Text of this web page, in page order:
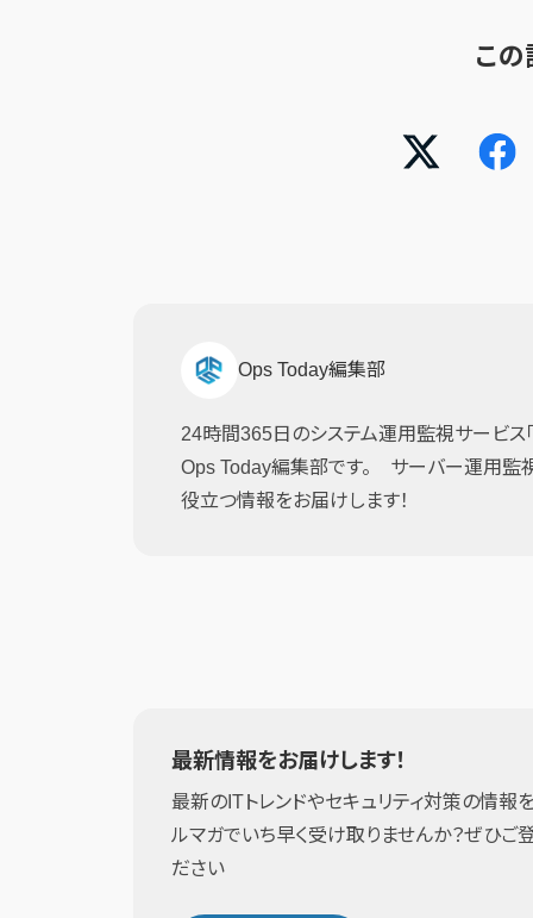
この
Ops Today編集部
24時間365日のシステム運用監視サービス
Ops Today編集部です。 サーバー運用監
役立つ情報をお届けします！
最新情報をお届けします！
最新のITトレンドやセキュリティ対策の情報を
ルマガでいち早く受け取りませんか？ぜひご
ださい